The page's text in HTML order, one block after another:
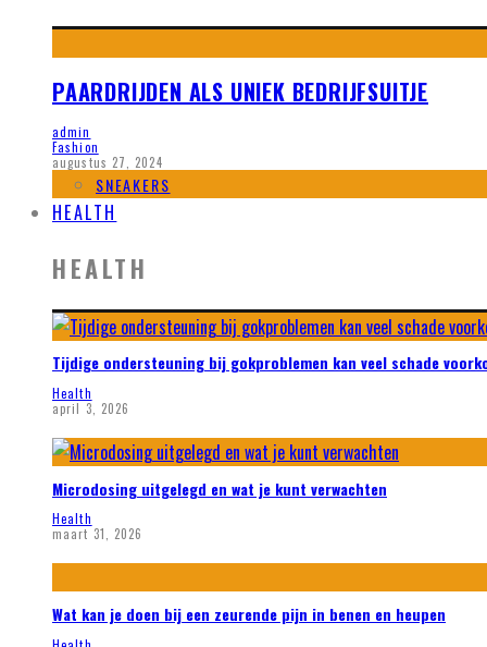
PAARDRIJDEN ALS UNIEK BEDRIJFSUITJE
admin
Fashion
augustus 27, 2024
SNEAKERS
HEALTH
HEALTH
Tijdige ondersteuning bij gokproblemen kan veel schade
Health
april 3, 2026
Microdosing uitgelegd en wat je kunt verwachten
Health
maart 31, 2026
Wat kan je doen bij een zeurende pijn in benen en heupen